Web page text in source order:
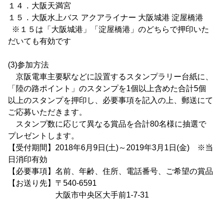
１４．大阪天満宮
１５．大阪水上バス アクアライナー 大阪城港 淀屋橋港
※１５は「大阪城港」「淀屋橋港」のどちらで押印いた
だいても有効です
(3)参加方法
京阪電車主要駅などに設置するスタンプラリー台紙に、
「陸の路ポイント」のスタンプを1個以上含めた合計5個
以上のスタンプを押印し、必要事項を記入の上、郵送にて
ご応募いただきます。
スタンプ数に応じて異なる賞品を合計80名様に抽選で
プレゼントします。
【受付期間】2018年6月9日(土)～2019年3月1日(金) ※当
日消印有効
【必要事項】名前、年齢、住所、電話番号、ご希望の賞品
【お送り先】〒540-6591
大阪市中央区大手前1-7-31